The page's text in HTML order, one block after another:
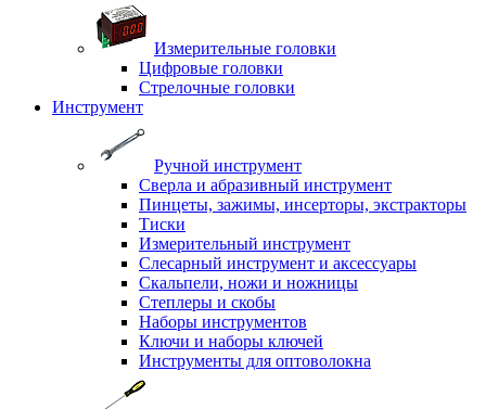
Измерительные головки
Цифровые головки
Стрелочные головки
Инструмент
Ручной инструмент
Сверла и абразивный инструмент
Пинцеты, зажимы, инсерторы, экстракторы
Тиски
Измерительный инструмент
Слесарный инструмент и аксессуары
Скальпели, ножи и ножницы
Степлеры и скобы
Наборы инструментов
Ключи и наборы ключей
Инструменты для оптоволокна